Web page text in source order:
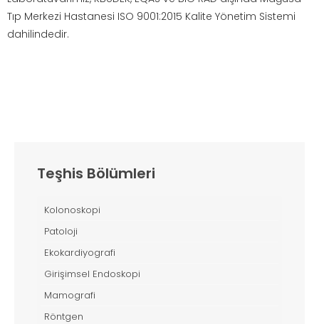
Tıp Merkezi Hastanesi ISO 9001:2015 Kalite Yönetim Sistemi
dahilindedir.
Teşhis Bölümleri
Kolonoskopi
Patoloji
Ekokardiyografi
Girişimsel Endoskopi
Mamografi
Röntgen